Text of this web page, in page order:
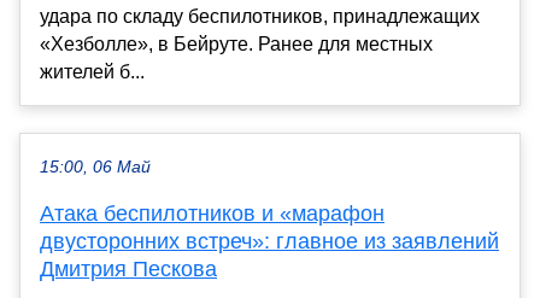
удара по складу беспилотников, принадлежащих
«Хезболле», в Бейруте. Ранее для местных
жителей б...
15:00, 06 Май
Атака беспилотников и «марафон
двусторонних встреч»: главное из заявлений
Дмитрия Пескова